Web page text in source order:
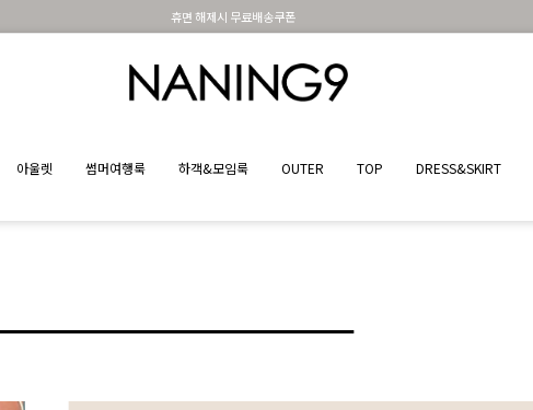
BEST 포토리뷰 - 매주 2명추첨 3만원쿠폰
아울렛 썸머여행룩 하객&모임룩 OUTER TOP DRESS&SKIRT
여름철 필수 데일리 셔츠